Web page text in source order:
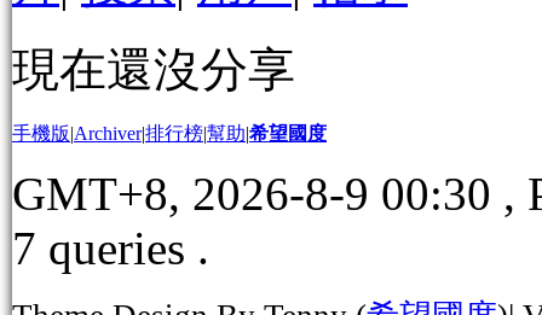
現在還沒分享
手機版|Archiver|排行榜|幫助|希望國度
GMT+8, 2026-8-9 00:30 ,
7 queries .